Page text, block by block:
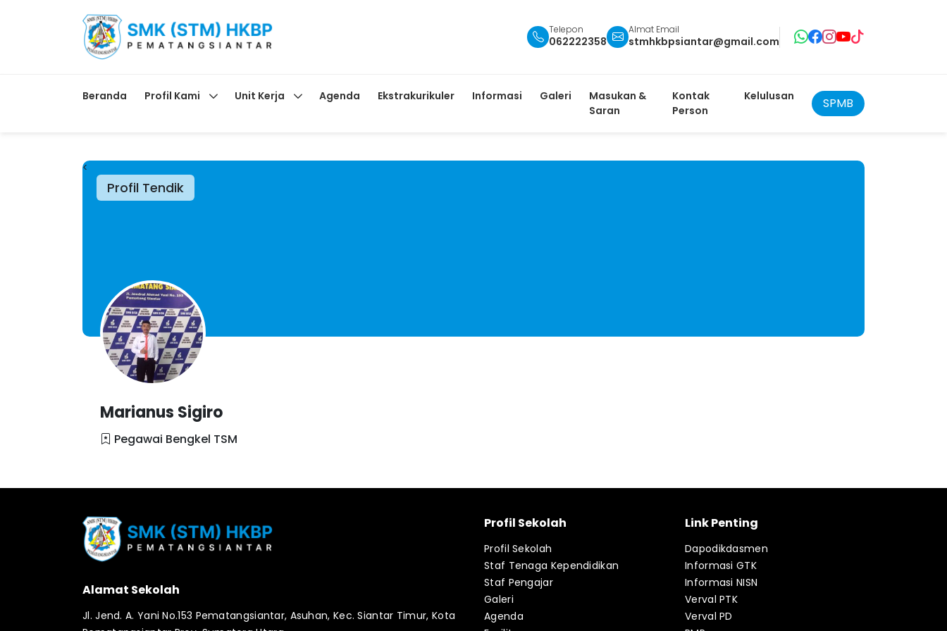
Telepon
062222358
Almat Email
stmhkbpsiantar@gmail.com
Beranda Profil Kami Unit Kerja Agenda Ekstrakurikuler Informasi Galeri
Masukan &
Saran
Kontak
Person
Kelulusan SPMB
Profil Tendik
<
Marianus Sigiro
Pegawai Bengkel TSM
Alamat Sekolah
Jl. Jend. A. Yani No.153 Pematangsiantar, Asuhan, Kec. Siantar Timur, Kota
Profil Sekolah
Profil Sekolah
Staf Tenaga Kependidikan
Staf Pengajar
Galeri
Agenda
Link Penting
Dapodikdasmen
Informasi GTK
Informasi NISN
Verval PTK
Verval PD